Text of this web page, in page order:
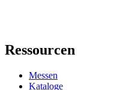
Ressourcen
Messen
Kataloge